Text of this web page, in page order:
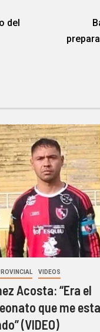
del
VIDEOS
Acosta: “Era el
que me
(VIDEO)